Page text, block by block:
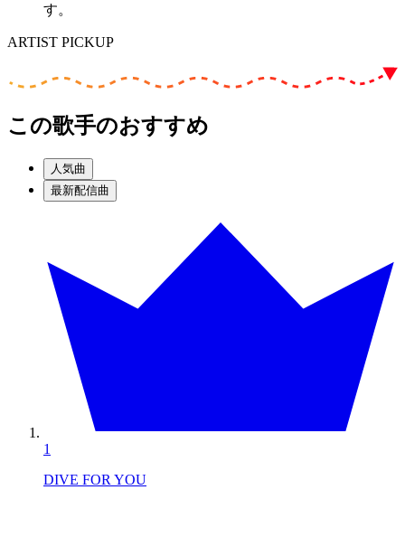
す。
ARTIST PICKUP
この歌手のおすすめ
人気曲
最新配信曲
1
DIVE FOR YOU